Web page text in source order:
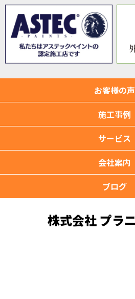
お客様の声
施工事例
サービス
会社案内
ブログ
株式会社 プラ